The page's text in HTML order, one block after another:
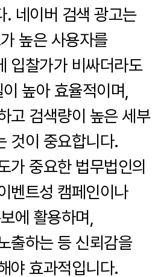
. 네이버 검색 광고는
높은 사용자를
입찰가가 비싸더라도
높아 효율적이며,
고 검색량이 높은 세부
것이 중요합니다.
가 중요한 법무법인의
벤트성 캠페인이나
에 활용하며,
출하는 등 신뢰감을
야 효과적입니다.